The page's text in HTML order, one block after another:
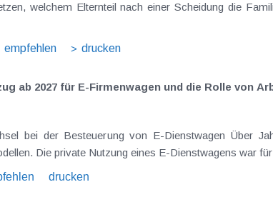
welchem Elternteil nach einer Scheidung die
empfehlen drucken
ab 2027 für E-Firmenwagen und die Rolle von
von E-Dienstwagen Über Jahre hinweg galten reine Elektrofahrzeuge als steuerlicher Goldstandard bei
Die private Nutzung eines E-Dienstwagens war
drucken